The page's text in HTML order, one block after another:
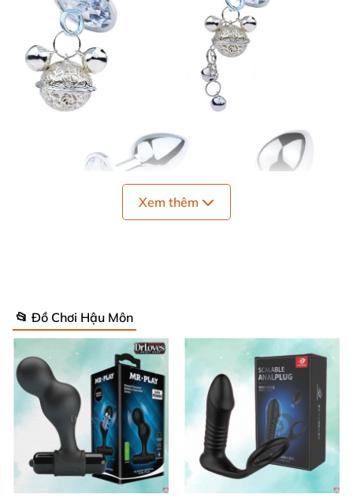
Kiểu dáng sang trọng và bắt mắt
Phích cắm hậu môn có chuôngđượcthiết kế như
một món trang sức lấp lánh
bởi đá và inox. Sự kết
hợp hoàn hảo này tạo ra một sản phẩm đẹp mắtvà
sang trọng , làm chị em yêu phụ kiện tình dục phải
mê mẩn
. Sự sáng bóngvà lấp lánh như là một liều
thuốc kích thích khiến chàng trai
của bạn thêm phần
Xem thêm
📂 Đồ Chơi Hậu Môn